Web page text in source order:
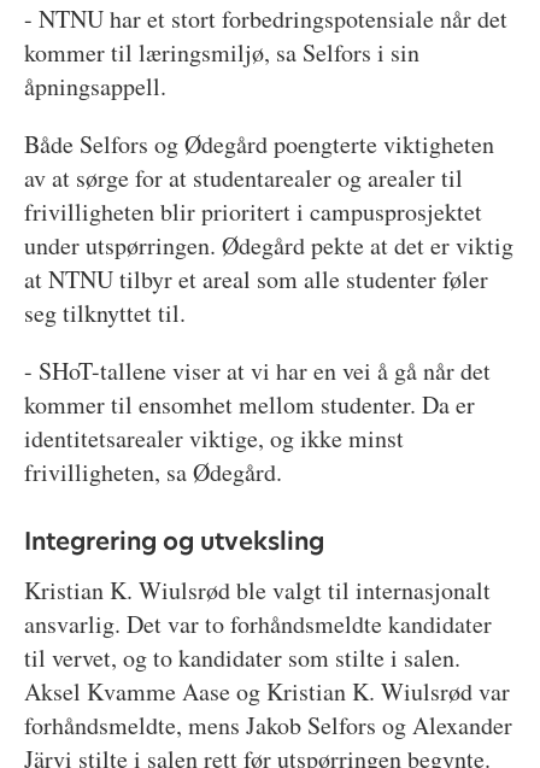
- NTNU har et stort forbedringspotensiale når det
kommer til læringsmiljø, sa Selfors i sin
åpningsappell.
Både Selfors og Ødegård poengterte viktigheten
av at sørge for at studentarealer og arealer til
frivilligheten blir prioritert i campusprosjektet
under utspørringen. Ødegård pekte at det er viktig
at NTNU tilbyr et areal som alle studenter føler
seg tilknyttet til.
- SHoT-tallene viser at vi har en vei å gå når det
kommer til ensomhet mellom studenter. Da er
identitetsarealer viktige, og ikke minst
frivilligheten, sa Ødegård.
Integrering og utveksling
Kristian K. Wiulsrød ble valgt til internasjonalt
ansvarlig. Det var to forhåndsmeldte kandidater
til vervet, og to kandidater som stilte i salen.
Aksel Kvamme Aase og Kristian K. Wiulsrød var
forhåndsmeldte, mens Jakob Selfors og Alexander
Järvi stilte i salen rett før utspørringen begynte.